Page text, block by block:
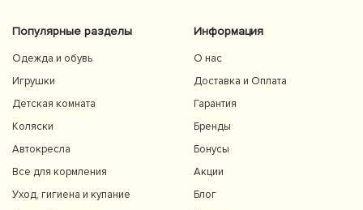
Популярные разделы
Одежда и обувь
Игрушки
Детская комната
Коляски
Автокресла
Все для кормления
Уход, гигиена и купание
Информация
О нас
Доставка и Оплата
Гарантия
Бренды
Бонусы
Акции
Блог